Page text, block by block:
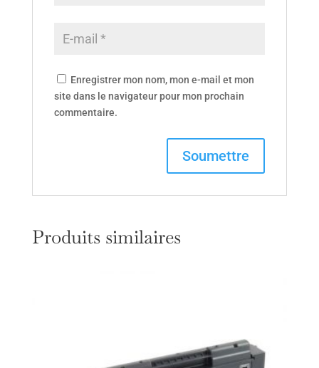
Enregistrer mon nom, mon e-mail et mon
site dans le navigateur pour mon prochain
commentaire.
Produits similaires